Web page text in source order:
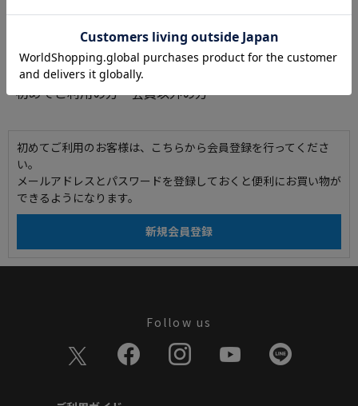
初めてご利用の方・会員以外の方
初めてご利用のお客様は、こちらから会員登録を行ってくださ
い。
メールアドレスとパスワードを登録しておくと便利にお買い物が
できるようになります。
Follow us